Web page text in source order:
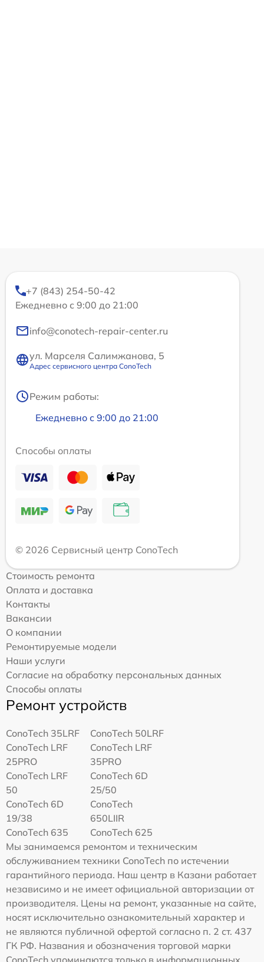
+7 (843) 254-50-42
Ежедневно с 9:00 до 21:00
info@conotech-repair-center.ru
ул. Марселя Салимжанова, 5
Адрес сервисного центра ConoTech
Режим работы:
Ежедневно с 9:00 до 21:00
Способы оплаты
© 2026 Сервисный центр ConoTech
Стоимость ремонта
Оплата и доставка
Контакты
Вакансии
О компании
Ремонтируемые модели
Наши услуги
Согласие на обработку персональных данных
Способы оплаты
Ремонт устройств
ConoTech 35LRF
ConoTech 50LRF
ConoTech LRF
25PRO
ConoTech LRF
35PRO
ConoTech LRF
50
ConoTech 6D
25/50
ConoTech 6D
19/38
ConoTech
650LIIR
ConoTech 635
ConoTech 625
Мы занимаемся ремонтом и техническим
обслуживанием техники ConoTech по истечении
гарантийного периода. Наш центр в Казани работает
независимо и не имеет официальной авторизации от
производителя. Цены на ремонт, указанные на сайте,
носят исключительно ознакомительный характер и
не являются публичной офертой согласно п. 2 ст. 437
ГК РФ. Названия и обозначения торговой марки
ConoTech упоминаются только в информационных